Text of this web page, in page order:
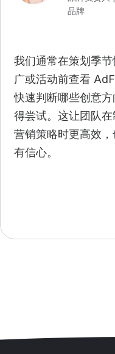
品牌
我们通常在策划季节
广或活动前查看
快速判断哪些创意方
得尝试。这让团队在
营销策略时更高效，
有信心。